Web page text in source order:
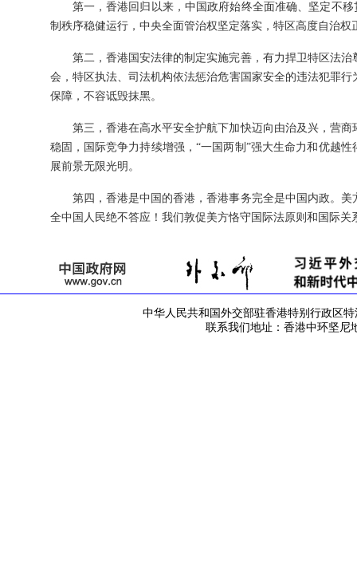
第一，香港回归以来，中国政府始终全面准确、坚定不移
制秩序稳健运行，中央全面管治权坚定落实，特区高度自治
第二，香港国安法律的制定实施完善，有力捍卫特区法治
会，特区执法、司法机构依法惩治危害国家安全的违法犯罪
保障，不容诋毁抹黑。
第三，香港在高水平安全护航下加快迈向由治及兴，营商
稳固，国际竞争力持续增强，“一国两制”强大生命力和优越
展前景无限光明。
第四，香港是中国的香港，香港事务完全是中国内政。美
全中国人民绝不答应！我们敦促美方恪守国际法原则和国际
中华人民共和国外交部驻香港特别行政区特
联系我们地址：香港中环坚尼